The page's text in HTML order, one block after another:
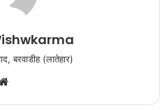
बरवाडीह (लातेहार)
Website